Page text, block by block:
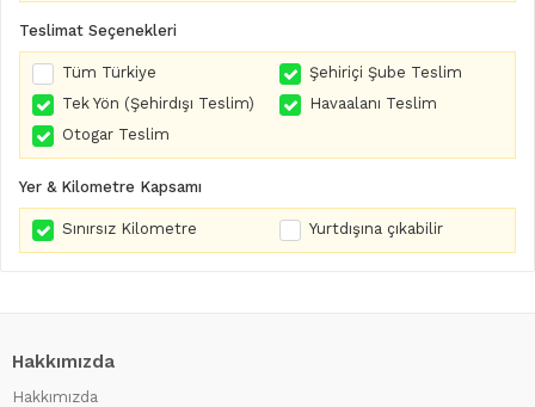
Teslimat Seçenekleri
Tüm Türkiye
Şehiriçi Şube Teslim
Tek Yön (Şehirdışı Teslim)
Havaalanı Teslim
Otogar Teslim
Yer & Kilometre Kapsamı
Sınırsız Kilometre Yurtdışına çıkabilir
Hakkımızda
Hakkımızda